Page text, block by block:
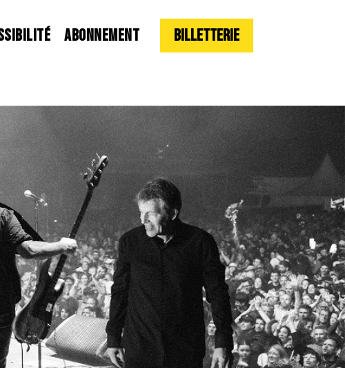
ABONNEMENT Billetterie